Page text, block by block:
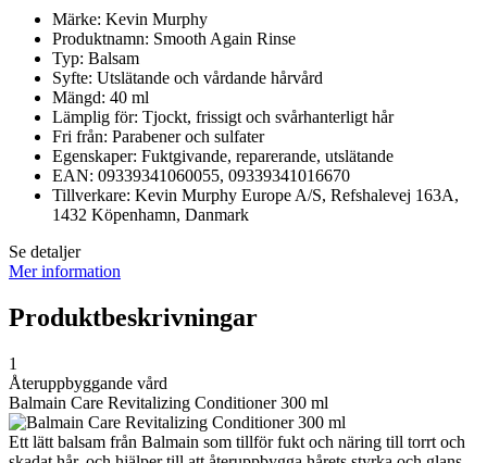
Märke: Kevin Murphy
Produktnamn: Smooth Again Rinse
Typ: Balsam
Syfte: Utslätande och vårdande hårvård
Mängd: 40 ml
Lämplig för: Tjockt, frissigt och svårhanterligt hår
Fri från: Parabener och sulfater
Egenskaper: Fuktgivande, reparerande, utslätande
EAN: 09339341060055, 09339341016670
Tillverkare: Kevin Murphy Europe A/S, Refshalevej 163A,
1432 Köpenhamn, Danmark
Se detaljer
Mer information
Produktbeskrivningar
1
Återuppbyggande vård
Balmain Care Revitalizing Conditioner 300 ml
Ett lätt balsam från Balmain som tillför fukt och näring till torrt och